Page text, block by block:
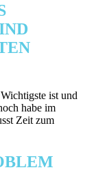
W
B
ist und
habe im
Zeit zum